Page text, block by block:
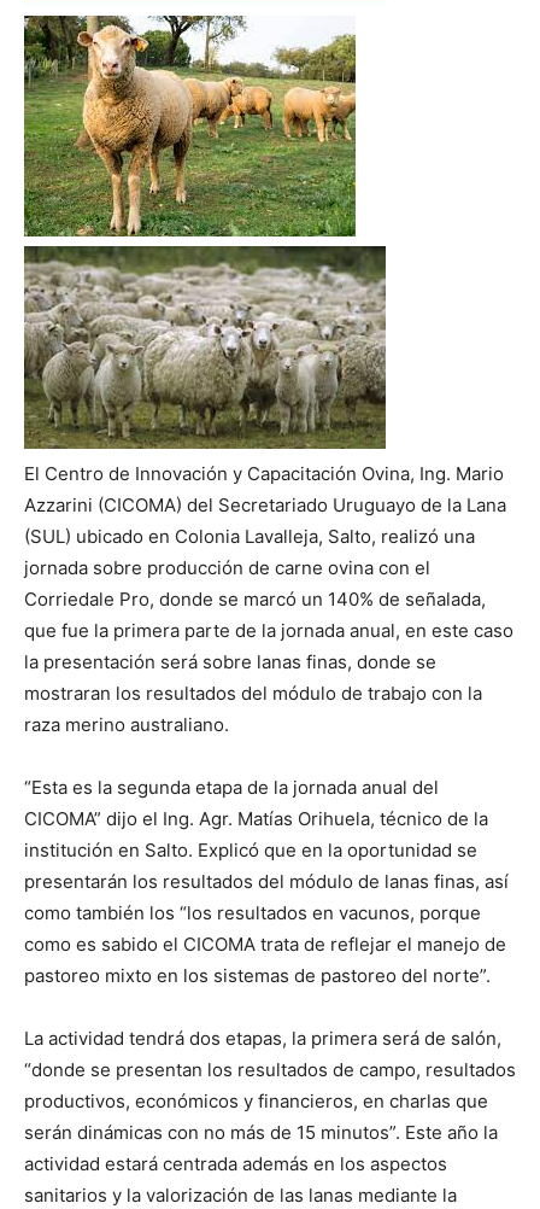
El Centro de Innovación y Capacitación Ovina, Ing. Mario
Azzarini (CICOMA) del Secretariado Uruguayo de la Lana
(SUL) ubicado en Colonia Lavalleja, Salto, realizó una
jornada sobre producción de carne ovina con el
Corriedale Pro, donde se marcó un 140% de señalada,
que fue la primera parte de la jornada anual, en este caso
la presentación será sobre lanas finas, donde se
mostraran los resultados del módulo de trabajo con la
raza merino australiano.
“Esta es la segunda etapa de la jornada anual del
CICOMA” dijo el Ing. Agr. Matías Orihuela, técnico de la
institución en Salto. Explicó que en la oportunidad se
presentarán los resultados del módulo de lanas finas, así
como también los “los resultados en vacunos, porque
como es sabido el CICOMA trata de reflejar el manejo de
pastoreo mixto en los sistemas de pastoreo del norte”.
La actividad tendrá dos etapas, la primera será de salón,
“donde se presentan los resultados de campo, resultados
productivos, económicos y financieros, en charlas que
serán dinámicas con no más de 15 minutos”. Este año la
actividad estará centrada además en los aspectos
sanitarios y la valorización de las lanas mediante la